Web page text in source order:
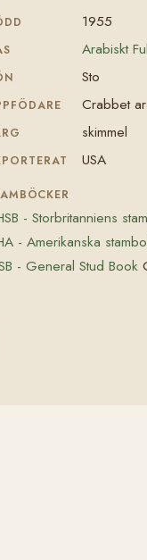
1955
Arabiskt
Sto
Crabbet
skimmel
USA
- Storbritanniens
- Amerikanska
- General Stud Book